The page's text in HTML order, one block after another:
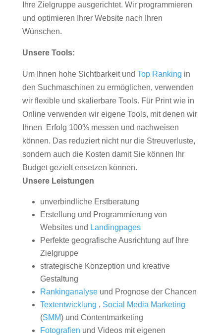
Ihre Zielgruppe ausgerichtet. Wir programmieren
und optimieren Ihrer Website nach Ihren
Wünschen.
Unsere Tools:
Um Ihnen hohe Sichtbarkeit und Top Ranking in
den Suchmaschinen zu ermöglichen, verwenden
wir flexible und skalierbare Tools. Für Print wie in
Online verwenden wir eigene Tools, mit denen wir
Ihnen Erfolg 100% messen und nachweisen
können. Das reduziert nicht nur die Streuverluste,
sondern auch die Kosten damit Sie können Ihr
Budget gezielt ensetzen können.
Unsere Leistungen
unverbindliche Erstberatung
Erstellung und Programmierung von
Websites und Landingpages
Perfekte geografische Ausrichtung auf Ihre
Zielgruppe
strategische Konzeption und kreative
Gestaltung
Rankinganalyseund Prognose der Chancen
Textentwicklung , Social Media Marketing
(SMM) und Contentmarketing
Fotografien und Videos mit eigenen